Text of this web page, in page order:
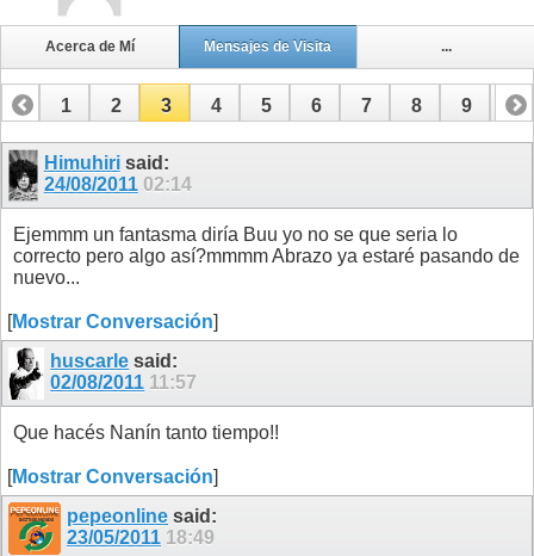
Acerca de Mí Mensajes de Visita ...
1 2 3 4 5 6 7 8 9 10
11 12 13
Himuhirisaid:
24/08/2011 02:14
Ejemmm un fantasma diría Buu yo no se que seria lo
correcto pero algo así?mmmm Abrazo ya estaré pasando de
nuevo...
[Mostrar Conversación]
huscarle said:
02/08/2011 11:57
Que hacés Nanín tanto tiempo!!
[Mostrar Conversación]
pepeonline said:
23/05/2011 18:49